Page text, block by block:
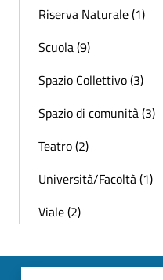
Riserva Naturale (1)
Scuola (9)
Spazio Collettivo (3)
Spazio di comunità (3)
Teatro (2)
Università/Facoltà (1)
Viale (2)